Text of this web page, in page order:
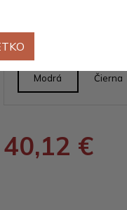
Modrá Čierna
40,12 €